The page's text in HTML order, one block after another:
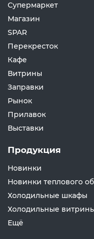
Супермаркет
Магазин
SPAR
Перекресток
Кафе
Витрины
Заправки
Рынок
Прилавок
Выставки
Продукция
Новинки
Новинки теплового
Холодильные шкафы
Холодильные
Ещё